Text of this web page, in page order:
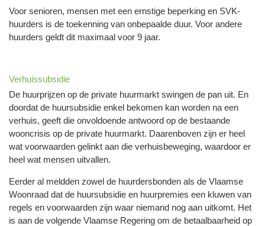
Voor senioren, mensen met een ernstige beperking en SVK-
huurders is de toekenning van onbepaalde duur. Voor andere
huurders geldt dit maximaal voor 9 jaar.
Verhuissubsidie
De huurprijzen op de private huurmarkt swingen de pan uit. En
doordat de huursubsidie enkel bekomen kan worden na een
verhuis, geeft die onvoldoende antwoord op de bestaande
wooncrisis op de private huurmarkt. Daarenboven zijn er heel
wat voorwaarden gelinkt aan die verhuisbeweging, waardoor er
heel wat mensen uitvallen.
Eerder al meldden zowel de huurdersbonden als de Vlaamse
Woonraad dat de huursubsidie en huurpremies een kluwen van
regels en voorwaarden zijn waar niemand nog aan uitkomt. Het
is aan de volgende Vlaamse Regering om de betaalbaarheid op